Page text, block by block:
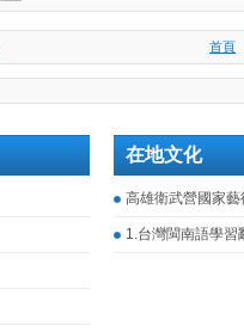
首頁
在地文化
高雄衛武營國家藝
1.台灣閩南語學習